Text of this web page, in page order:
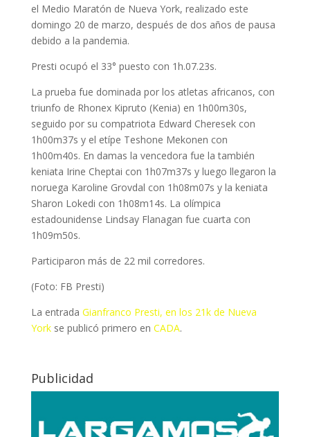
el Medio Maratón de Nueva York, realizado este
domingo 20 de marzo, después de dos años de pausa
debido a la pandemia.
Presti ocupó el 33° puesto con 1h.07.23s.
La prueba fue dominada por los atletas africanos, con
triunfo de Rhonex Kipruto (Kenia) en 1h00m30s,
seguido por su compatriota Edward Cheresek con
1h00m37s y el etípe Teshone Mekonen con
1h00m40s. En damas la vencedora fue la también
keniata Irine Cheptai con 1h07m37s y luego llegaron la
noruega Karoline Grovdal con 1h08m07s y la keniata
Sharon Lokedi con 1h08m14s. La olímpica
estadounidense Lindsay Flanagan fue cuarta con
1h09m50s.
Participaron más de 22 mil corredores.
(Foto: FB Presti)
La entrada Gianfranco Presti, en los 21k de Nueva
Yorkse publicó primero en CADA.
Publicidad